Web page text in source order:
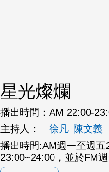
星光燦爛
播出時間： AM 22:00-
主持人：
徐凡 陳文義
播出時間:AM週一至週
23:00~24:00，並於FM